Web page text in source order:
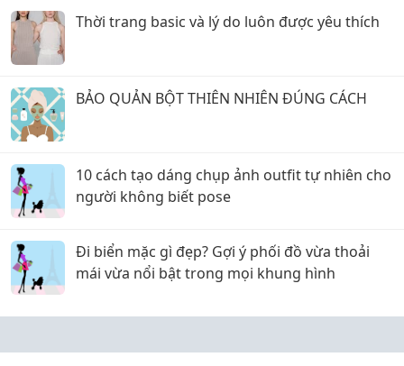
Thời trang basic và lý do luôn được yêu thích
BẢO QUẢN BỘT THIÊN NHIÊN ĐÚNG CÁCH
10 cách tạo dáng chụp ảnh outfit tự nhiên cho
người không biết pose
Đi biển mặc gì đẹp? Gợi ý phối đồ vừa thoải
mái vừa nổi bật trong mọi khung hình